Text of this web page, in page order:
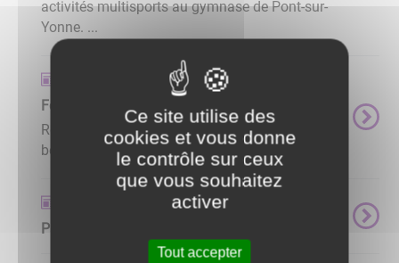
activités multisports au gymnase de Pont-sur-
Yonne. ...
Fondation du Patrimoine
Restauration du Vieux Pont Notre patrimoine a
besoin de nous ...
Pass'Sports
Ce site utilise des
cookies et vous donne
le contrôle sur ceux
que vous souhaitez
activer
Tout accepter